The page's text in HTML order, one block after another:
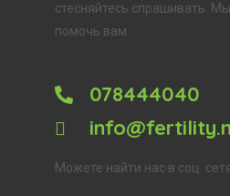
стесняйтесь спрашивать.
помочь вам.
078444040
Можете найти нас в соц.